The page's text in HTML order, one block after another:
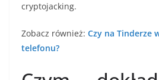
cryptojacking.
Zobacz również: Czy na Tinderze
telefonu?